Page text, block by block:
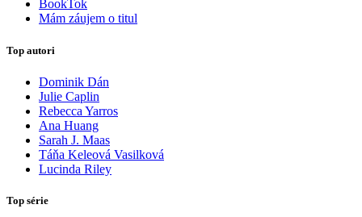
BookTok
Mám záujem o titul
Top autori
Dominik Dán
Julie Caplin
Rebecca Yarros
Ana Huang
Sarah J. Maas
Táňa Keleová Vasilková
Lucinda Riley
Top série